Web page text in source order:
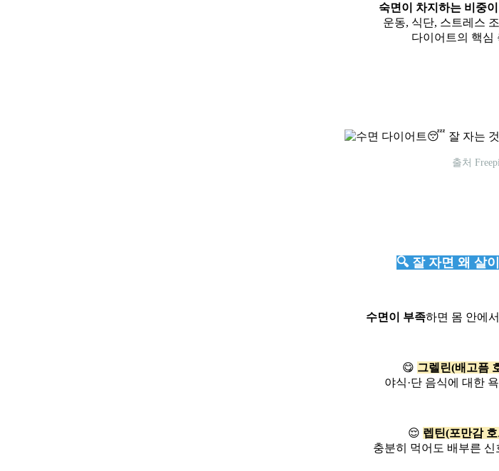
숙면이 차지하는 비중
운동, 식단, 스트레스
다이어트의 핵심
출처
🔍 잘 자면 왜 살
수면이 부족하면 몸 안에
😋 그렐린(배고픔
야식·단 음식에 대한
😌 렙틴(포만감
충분히 먹어도 배부른